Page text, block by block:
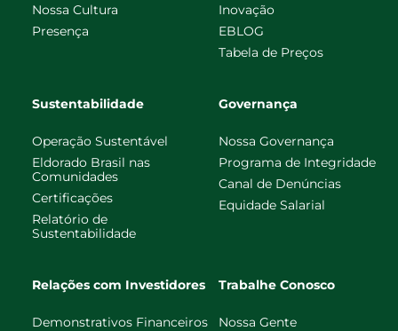
Nossa Cultura
Presença
Inovação
EBLOG
Tabela de Preços
Sustentabilidade
Operação Sustentável
Eldorado Brasil nas
Comunidades
Certificações
Relatório de
Sustentabilidade
Governança
Nossa Governança
Programa de Integridade
Canal de Denúncias
Equidade Salarial
Relações com Investidores
Demonstrativos Financeiros
Trabalhe Conosco
Nossa Gente